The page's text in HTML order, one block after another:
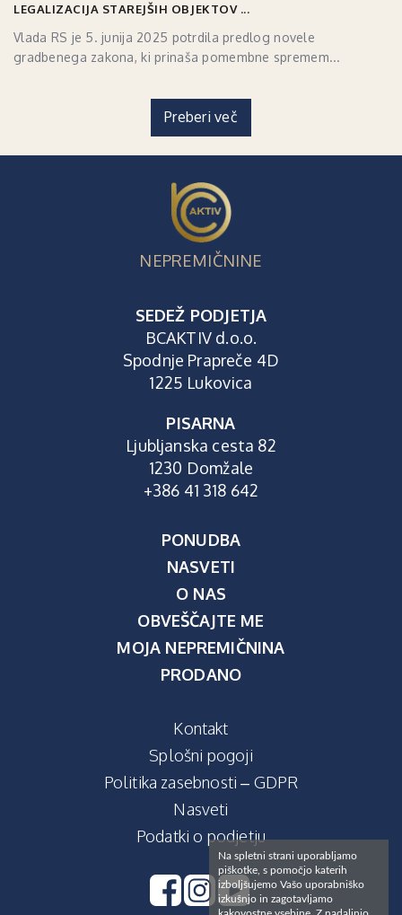
LEGALIZACIJA STAREJŠIH OBJEKTOV ...
Vlada RS je 5. junija 2025 potrdila predlog novele
gradbenega zakona, ki prinaša pomembne spremem...
Preberi več
NEPREMIČNINE
SEDEŽ PODJETJA
BCAKTIV d.o.o.
Spodnje Prapreče 4D
1225 Lukovica
PISARNA
Ljubljanska cesta 82
1230 Domžale
+386 41 318 642
PONUDBA
NASVETI
O NAS
OBVEŠČAJTE ME
MOJA NEPREMIČNINA
PRODANO
Kontakt
Splošni pogoji
Politika zasebnosti – GDPR
Nasveti
Podatki o podjetju
Na spletni strani uporabljamo
piškotke, s pomočjo katerih
izboljšujemo Vašo uporabniško
izkušnjo in zagotavljamo